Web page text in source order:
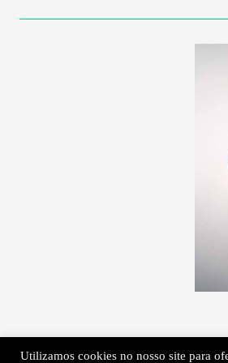
Utilizamos cookies no nosso site para